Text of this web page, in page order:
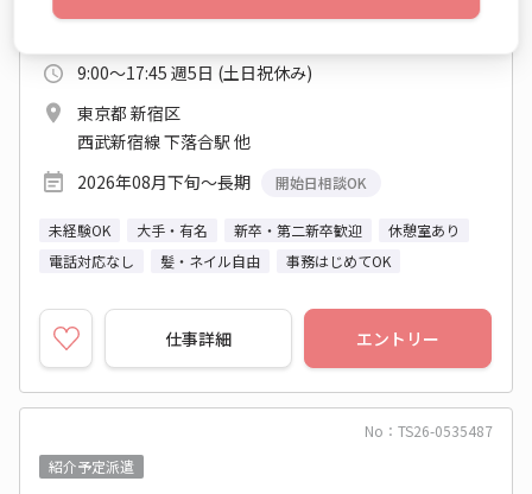
9:00～17:45 週5日 (土日祝休み)
東京都 新宿区
西武新宿線 下落合駅 他
2026年08月下旬～長期
開始日相談OK
未経験OK 大手・有名 新卒・第二新卒歓迎
休憩室あり
電話対応なし
髪・ネイル自由 事務はじめてOK
仕事詳細 エントリー
No：TS26-0535487
紹介予定派遣